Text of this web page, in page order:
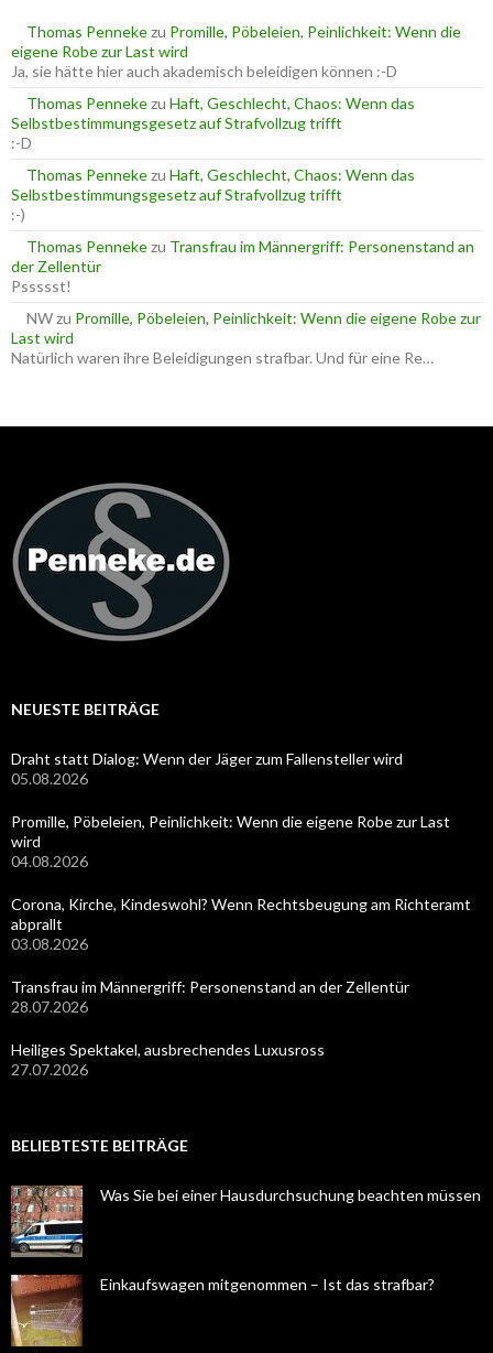
c
h
:
Thomas Pennekezu Promille, Pöbeleien, Peinlichkeit: Wenn die
eigene Robe zur Last wird
Ja, sie hätte hier auch akademisch beleidigen können :-D
Thomas Pennekezu Haft, Geschlecht, Chaos: Wenn das
Selbstbestimmungsgesetz auf Strafvollzug trifft
:-D
Thomas Pennekezu Haft, Geschlecht, Chaos: Wenn das
Selbstbestimmungsgesetz auf Strafvollzug trifft
:-)
Thomas Pennekezu Transfrau im Männergriff: Personenstand an
der Zellentür
Pssssst!
NWzu Promille, Pöbeleien, Peinlichkeit: Wenn die eigene Robe zur
Last wird
Natürlich waren ihre Beleidigungen strafbar. Und für eine Re…
NEUESTE BEITRÄGE
Draht statt Dialog: Wenn der Jäger zum Fallensteller wird
05.08.2026
Promille, Pöbeleien, Peinlichkeit: Wenn die eigene Robe zur Last
wird
04.08.2026
Corona, Kirche, Kindeswohl? Wenn Rechtsbeugung am Richteramt
abprallt
03.08.2026
Transfrau im Männergriff: Personenstand an der Zellentür
28.07.2026
Heiliges Spektakel, ausbrechendes Luxusross
27.07.2026
BELIEBTESTE BEITRÄGE
Was Sie bei einer Hausdurchsuchung beachten müssen
Einkaufswagen mitgenommen – Ist das strafbar?